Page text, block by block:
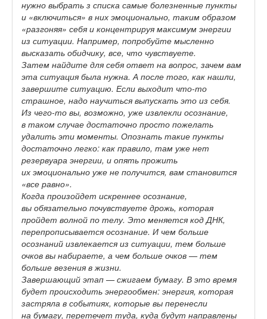
нужно выбрать з списка самые болезненные пункты
и «включиться» в них эмоционально, таким образом
«разгоняя» себя и концентрируя максимум энергии
из ситуации. Например, попробуйте мысленно
высказать обидчику, все, что чувствуете.
Затем найдите для себя ответ на вопрос, зачем вам
эта ситуация была нужна. А после того, как нашли,
завершите ситуацию. Если выходит что-то
страшное, надо научиться выпускать это из себя.
Из чего-то вы, возможно, уже извлекли осознание,
в таком случае достаточно просто пожелать
удалить эти моменты. Опознать такие пункты
достаточно легко: как правило, там уже нет
резервуара энергии, и опять прожить
их эмоционально уже не получится, вам становится
«все равно».
Когда произойдет искреннее осознание,
вы обязательно почувствуете дрожь, которая
пройдет волной по телу. Это меняется код ДНК,
перепрописывается осознание. И чем больше
осознаний извлекается из ситуации, тем больше
очков вы набираете, а чем больше очков — тем
больше везения в жизни.
Завершающий этап — сжигаем бумагу. В это время
будет происходить энергообмен: энергия, которая
застряла в событиях, которые вы перенесли
на бумагу, перетечет туда, куда будут направлены